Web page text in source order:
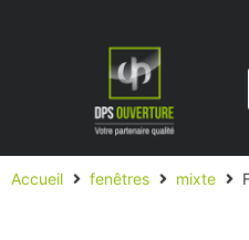
Accueil fenêtres mixte